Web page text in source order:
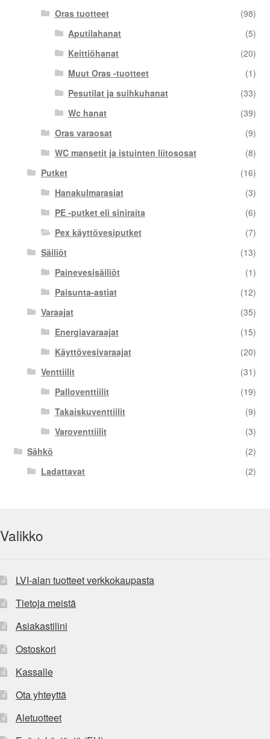
Oras tuotteet
(98)
Aputilahanat
(5)
Keittiöhanat
(20)
Muut Oras -tuotteet
(1)
Pesutilat ja suihkuhanat
(33)
Wc hanat
(39)
Oras varaosat
(9)
WC mansetit ja istuinten liitososat
(8)
Putket
(16)
Hanakulmarasiat
(3)
PE -putket eli siniraita
(6)
Pex käyttövesiputket
(7)
Säiliöt
(13)
Painevesisäiliöt
(1)
Paisunta-astiat
(12)
Varaajat
(35)
Energiavaraajat
(15)
Käyttövesivaraajat
(20)
Venttiilit
(31)
Palloventtiilit
(19)
Takaiskuventtiilit
(9)
Varoventtiilit
(3)
Sähkö
(2)
Ladattavat
(2)
Valikko
LVI-alan tuotteet verkkokaupasta
Tietoja meistä
Asiakastilini
Ostoskori
Kassalle
Ota yhteyttä
Aletuotteet